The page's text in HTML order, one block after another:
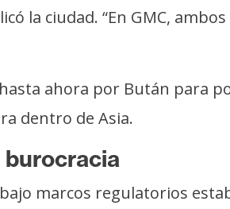
la ciudad. “En GMC,
ahora por Bután para
dentro de Asia.
marcos regulatorios